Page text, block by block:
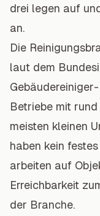
drei legen auf
an.
Die
laut dem
Betriebe mit
meisten kleinen
haben kein
arbeiten auf
Erreichbarkeit
der Branche.